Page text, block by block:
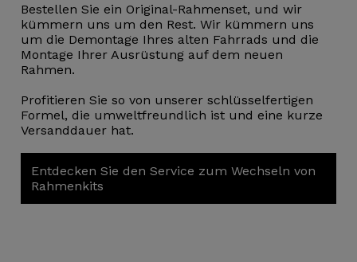
Bestellen Sie ein Original-Rahmenset, und wir
kümmern uns um den Rest. Wir kümmern uns
um die Demontage Ihres alten Fahrrads und die
Montage Ihrer Ausrüstung auf dem neuen
Rahmen.
Profitieren Sie so von unserer schlüsselfertigen
Formel, die umweltfreundlich ist und eine kurze
Versanddauer hat.
Entdecken Sie den Service zum Wechseln von
Rahmenkits